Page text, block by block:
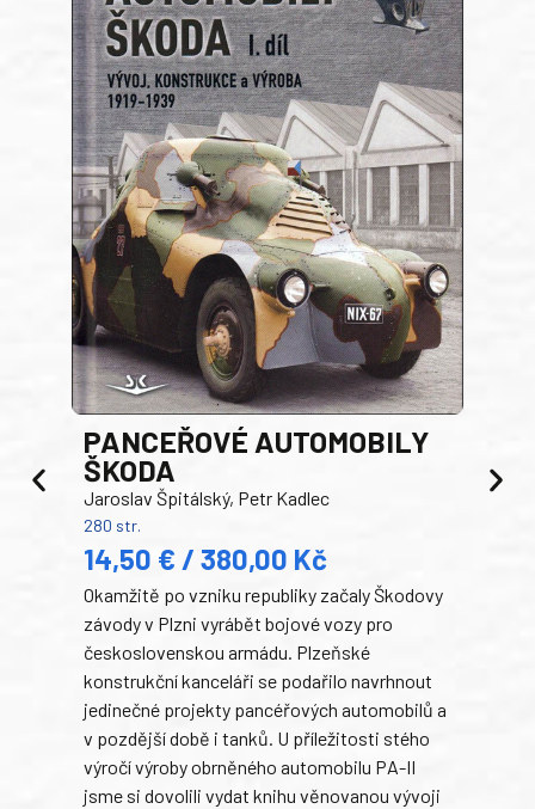
PANCEŘOVÉ AUTOMOBILY
ŠKODA
Jaroslav Špitálský, Petr Kadlec
280 str.
14,50 € / 380,00 Kč
Okamžitě po vzniku republiky začaly Škodovy
závody v Plzni vyrábět bojové vozy pro
československou armádu. Plzeňské
konstrukční kanceláři se podařilo navrhnout
jedinečné projekty pancéřových automobilů a
v pozdější době i tanků. U příležitosti stého
výročí výroby obrněného automobilu PA-II
jsme si dovolili vydat knihu věnovanou vývoji